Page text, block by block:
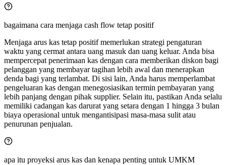
bagaimana cara menjaga cash flow tetap positif
Menjaga arus kas tetap positif memerlukan strategi pengaturan
waktu yang cermat antara uang masuk dan uang keluar. Anda bisa
mempercepat penerimaan kas dengan cara memberikan diskon bagi
pelanggan yang membayar tagihan lebih awal dan menerapkan
denda bagi yang terlambat. Di sisi lain, Anda harus memperlambat
pengeluaran kas dengan menegosiasikan termin pembayaran yang
lebih panjang dengan pihak supplier. Selain itu, pastikan Anda selalu
memiliki cadangan kas darurat yang setara dengan 1 hingga 3 bulan
biaya operasional untuk mengantisipasi masa-masa sulit atau
penurunan penjualan.
apa itu proyeksi arus kas dan kenapa penting untuk UMKM